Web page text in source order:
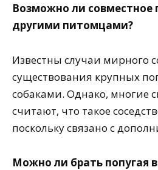
Возможно ли совместное
другими питомцами?
Известны случаи мирного
существования крупных
собаками. Однако, многие
считают, что такое
поскольку связано с
Можно ли брать попугая